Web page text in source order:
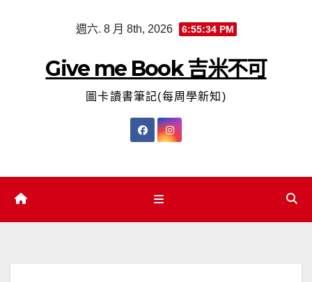
週六. 8 月 8th, 2026 6:55:35 PM
Give me Book 吉米不可
圖卡讀書筆記(每周學新知)